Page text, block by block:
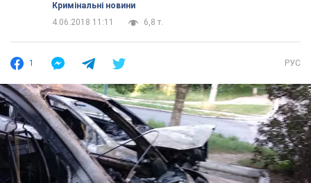
Кримінальні новини
4.06.2018 11:11
6,8 т.
1 РУС